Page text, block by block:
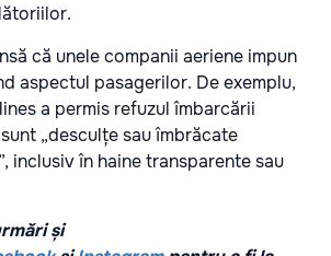
că unele companii aeriene impun
aspectul pasagerilor. De exemplu,
a permis refuzul îmbarcării
„desculțe sau îmbrăcate
inclusiv în haine transparente sau
și